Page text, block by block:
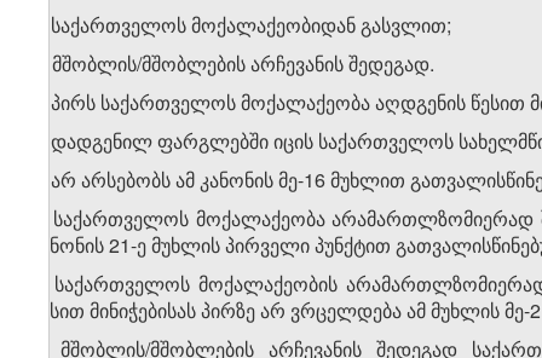
ბ) საქართველოს მოქალაქეობიდან გასვლით;
გ) მშობლის/მშობლების არჩევანის შედეგად.
2. პირს საქართველოს მოქალაქეობა აღდგენის წესით
ა) დადგენილ ფარგლებში იცის საქართველოს
ბ) არ არსებობს ამ კანონის მე-16 მუხლით
3. საქართველოს მოქალაქეობა არამართლზომიერად
კანონის 21-ე მუხლის პირველი პუნქტით
4. საქართველოს მოქალაქეობის
წესით მინიჭებისას პირზე არ ვრცელდება ამ მუხლის
5. მშობლის/მშობლების არჩევანის შედეგად